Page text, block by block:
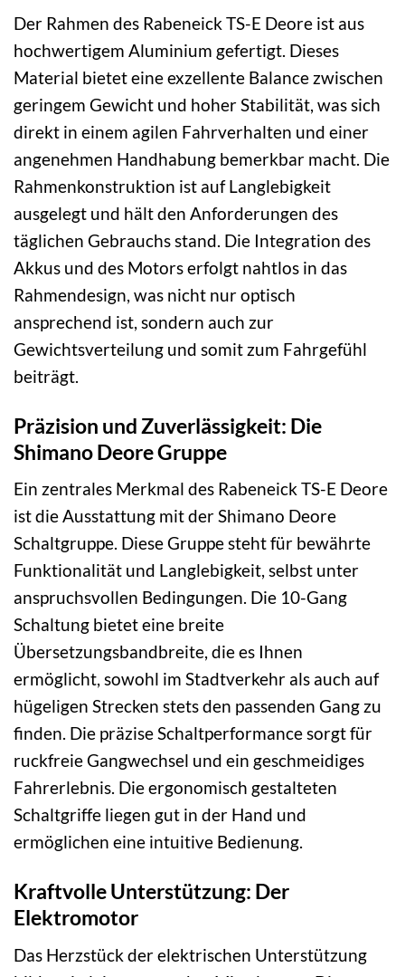
Der Rahmen des Rabeneick TS-E Deore ist aus
hochwertigem Aluminium gefertigt. Dieses
Material bietet eine exzellente Balance zwischen
geringem Gewicht und hoher Stabilität, was sich
direkt in einem agilen Fahrverhalten und einer
angenehmen Handhabung bemerkbar macht. Die
Rahmenkonstruktion ist auf Langlebigkeit
ausgelegt und hält den Anforderungen des
täglichen Gebrauchs stand. Die Integration des
Akkus und des Motors erfolgt nahtlos in das
Rahmendesign, was nicht nur optisch
ansprechend ist, sondern auch zur
Gewichtsverteilung und somit zum Fahrgefühl
beiträgt.
Präzision und Zuverlässigkeit: Die
Shimano Deore Gruppe
Ein zentrales Merkmal des Rabeneick TS-E Deore
ist die Ausstattung mit der Shimano Deore
Schaltgruppe. Diese Gruppe steht für bewährte
Funktionalität und Langlebigkeit, selbst unter
anspruchsvollen Bedingungen. Die 10-Gang
Schaltung bietet eine breite
Übersetzungsbandbreite, die es Ihnen
ermöglicht, sowohl im Stadtverkehr als auch auf
hügeligen Strecken stets den passenden Gang zu
finden. Die präzise Schaltperformance sorgt für
ruckfreie Gangwechsel und ein geschmeidiges
Fahrerlebnis. Die ergonomisch gestalteten
Schaltgriffe liegen gut in der Hand und
ermöglichen eine intuitive Bedienung.
Kraftvolle Unterstützung: Der
Elektromotor
Das Herzstück der elektrischen Unterstützung